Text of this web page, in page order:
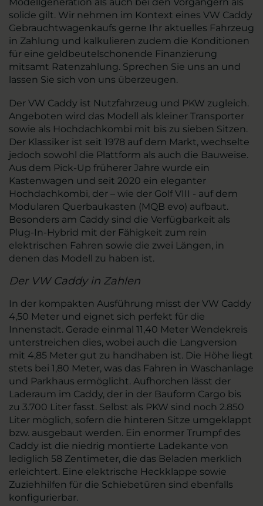
solide gilt. Wir nehmen im Kontext eines VW Caddy
Gebrauchtwagenkaufs gerne Ihr aktuelles Fahrzeug
in Zahlung und kalkulieren zudem die Konditionen
für eine geldbeutelschonende Finanzierung
mitsamt Ratenzahlung. Sprechen Sie uns an und
lassen Sie sich von uns überzeugen.
Der VW Caddy ist Nutzfahrzeug und PKW zugleich.
Angeboten wird das Modell als kleiner Transporter
sowie als Hochdachkombi mit bis zu sieben Sitzen.
Der Klassiker ist seit 1978 auf dem Markt, wechselte
jedoch sowohl die Plattform als auch die Bauweise.
Aus dem Pick-Up früherer Jahre wurde ein
Kastenwagen und seit 2020 ein eleganter
Hochdachkombi, der – wie der Golf VIII - auf dem
Modularen Querbaukasten (MQB evo) aufbaut.
Besonders am Caddy sind die Verfügbarkeit als
Plug-In-Hybrid mit der Fähigkeit zum rein
elektrischen Fahren sowie die zwei Längen, in
denen das Modell zu haben ist.
Der VW Caddy in Zahlen
In der kompakten Ausführung misst der VW Caddy
4,50 Meter und eignet sich perfekt für die
Innenstadt. Gerade einmal 11,40 Meter Wendekreis
unterstreichen dies, wobei auch die Langversion
mit 4,85 Meter gut zu handhaben ist. Die Höhe liegt
stets bei 1,80 Meter, was das Fahren in Waschanlage
und Parkhaus ermöglicht. Aufhorchen lässt der
Laderaum im Caddy, der in der Bauform Cargo bis
zu 3.700 Liter fasst. Selbst als PKW sind noch 2.850
Liter möglich, sofern die hinteren Sitze umgeklappt
bzw. ausgebaut werden. Ein enormer Trumpf des
Caddy ist die niedrig montierte Ladekante von
lediglich 58 Zentimeter, die das Beladen merklich
erleichtert. Eine elektrische Heckklappe sowie
Zuziehhilfen für die Schiebetüren sind ebenfalls
konfigurierbar.